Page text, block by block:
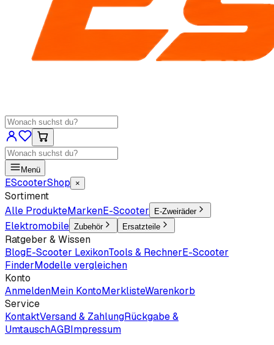
Menü
EScooterShop ×
Sortiment
Alle ProdukteMarkenE-Scooter E-Zweiräder
Elektromobile Zubehör Ersatzteile
Ratgeber & Wissen
BlogE-Scooter LexikonTools & RechnerE-Scooter
FinderModelle vergleichen
Konto
AnmeldenMein KontoMerklisteWarenkorb
Service
KontaktVersand & ZahlungRückgabe &
UmtauschAGBImpressum